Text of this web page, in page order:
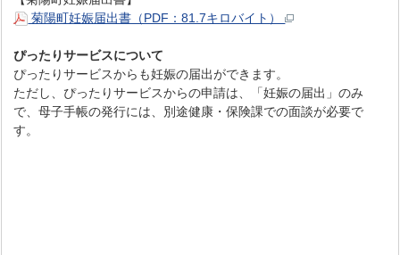
菊陽町妊娠届出書（PDF：81.7キロバイト）
ぴったりサービスについて
ぴったりサービスからも妊娠の届出ができます。
ただし、ぴったりサービスからの申請は、「妊娠の届出」のみ
で、母子手帳の発行には、別途健康・保険課での面談が必要で
す。